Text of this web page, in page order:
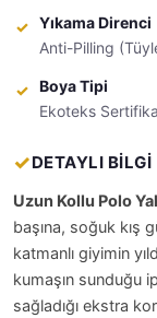
Yıkama Direnci
Anti-Pilling
Boya Tipi
Ekoteks
DETAYLI BİLGİ
Uzun Kollu Polo
başına, soğuk kış
katmanlı giyimin
kumaşın sunduğu
sağladığı ekstra